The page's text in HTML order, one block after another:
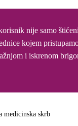
nije samo
kojem
i iskrenom
medicinska skrb